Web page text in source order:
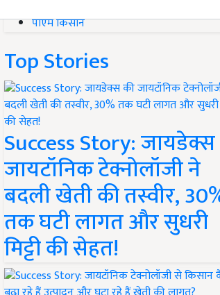
पीएम किसान
Top Stories
Success Story:
जायटॉनिक टेक्नोलॉजी ने
बदली खेती की तस्वीर,
तक घटी लागत और सुधरी
मिट्टी की सेहत!